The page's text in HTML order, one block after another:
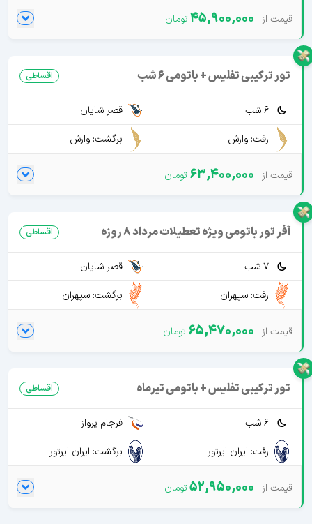
45,900,000
تور ترکیبی تفلیس + باتومی 6 شب اقساطی
6 شب
قصر شایان
رفت: وارش
برگشت: وارش
63,400,000
آفر تور باتومی ویژه تعطیلات مرداد 8 روزه اقساطی
7 شب
قصر شایان
رفت: سپهران
برگشت: سپهران
65,470,000
تور ترکیبی تفلیس + باتومی تیرماه اقساطی
6 شب
فرجام پرواز
رفت: ایران ایرتور
برگشت: ایران ایرتور
52,950,000